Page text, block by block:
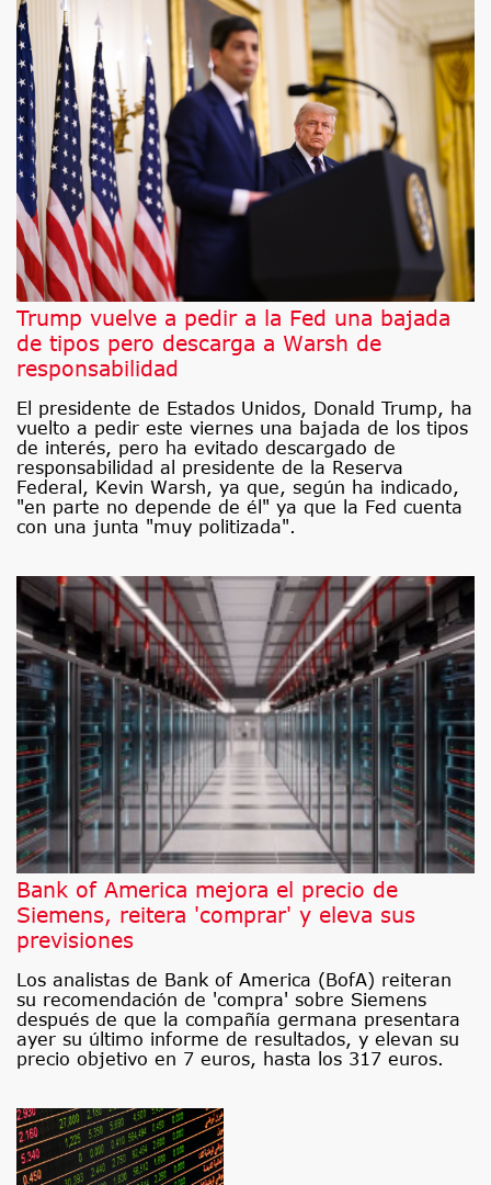
Trump vuelve a pedir a la Fed una bajada
de tipos pero descarga a Warsh de
responsabilidad
El presidente de Estados Unidos, Donald Trump, ha
vuelto a pedir este viernes una bajada de los tipos
de interés, pero ha evitado descargado de
responsabilidad al presidente de la Reserva
Federal, Kevin Warsh, ya que, según ha indicado,
"en parte no depende de él" ya que la Fed cuenta
con una junta "muy politizada".
Bank of America mejora el precio de
Siemens, reitera 'comprar' y eleva sus
previsiones
Los analistas de Bank of America (BofA) reiteran
su recomendación de 'compra' sobre Siemens
después de que la compañía germana presentara
ayer su último informe de resultados, y elevan su
precio objetivo en 7 euros, hasta los 317 euros.